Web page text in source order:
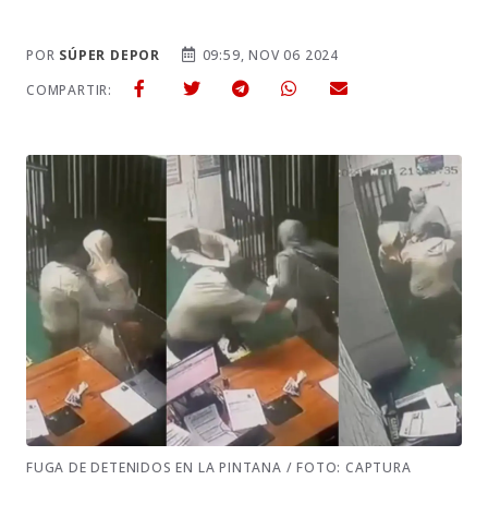
POR SÚPER DEPOR
09:59, NOV 06 2024
COMPARTIR:
FUGA DE DETENIDOS EN LA PINTANA / FOTO: CAPTURA